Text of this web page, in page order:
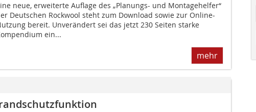
neue, erweiterte Auflage des „Planungs- und Montagehelfer“
Deutschen Rockwool steht zum Download sowie zur Online-
bereit. Unverändert sei das jetzt 230 Seiten starke
ein...
mehr